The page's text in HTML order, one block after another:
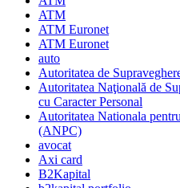
ATM
ATM Euronet
ATM Euronet
auto
Autoritatea de
Autoritatea Naţională de
cu Caracter Personal
Autoritatea Nationala
(ANPC)
avocat
Axi card
B2Kapital